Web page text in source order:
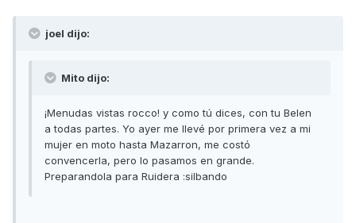
joel dijo:
Mito dijo:
¡Menudas vistas rocco! y como tú dices, con tu Belen
a todas partes. Yo ayer me llevé por primera vez a mi
mujer en moto hasta Mazarron, me costó
convencerla, pero lo pasamos en grande.
Preparandola para Ruidera :silbando